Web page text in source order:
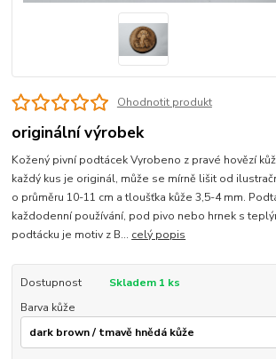
Ohodnotit produkt
originální výrobek
Kožený pivní podtácek Vyrobeno z pravé hovězí
každý kus je originál, může se mírně lišit od
o průměru 10-11 cm a tloušťka kůže 3,5-4 mm.
každodenní používání, pod pivo nebo hrnek s
podtácku je motiv z B... celý popis
Dostupnost
Skladem 1 ks
Barva kůže